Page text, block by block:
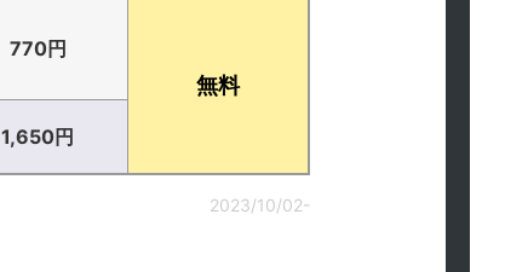
770円
無料
1,650円
2023/10/02-